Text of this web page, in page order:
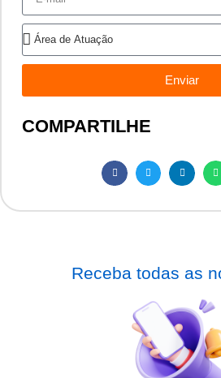
Enviar
COMPARTILHE
Receba todas as